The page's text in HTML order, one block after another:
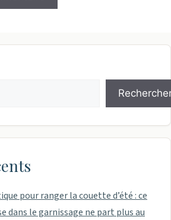
pour ranger la couette d’été : ce
dans le garnissage ne part plus au